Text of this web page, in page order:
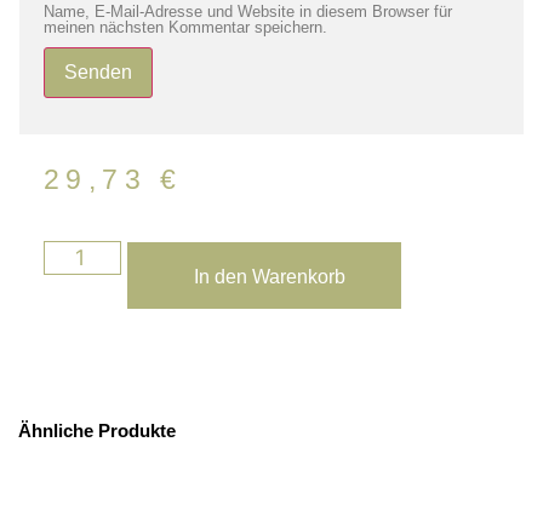
Name, E-Mail-Adresse und Website in diesem Browser für
meinen nächsten Kommentar speichern.
29,73€
In den Warenkorb
Ähnliche Produkte